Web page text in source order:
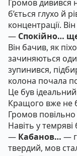
Громов дивився
б’ється глухо й
концентрації.
— Спокійно…
Він бачив, як
зачиняються
зупинився,
колона почала
Це був
Кращого вже не
Громов
Навіть у
— Кабанов… —
твердий, мов